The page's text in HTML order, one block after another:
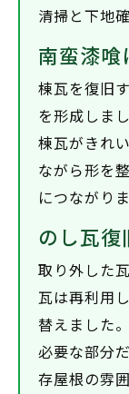
清掃と下地
南蛮漆喰
棟瓦を復旧
を形成しまし
棟瓦がきれ
ながら形を
につながりま
のし瓦復
取り外した
瓦は再利用
替えました。
必要な部分
存屋根の雰